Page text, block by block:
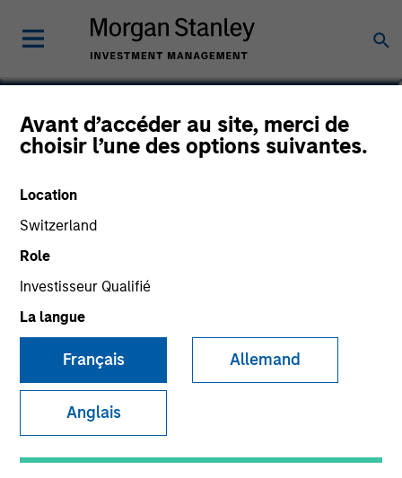
Avant d’accéder au site, merci de
choisir l’une des options suivantes.
Location
Switzerland
Role
Investisseur Qualifié
La langue
Français Allemand
Anglais
Nikhil Vaidya
Executive Director